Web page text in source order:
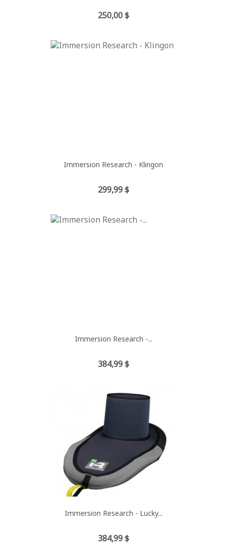
Prix
250,00 $
Immersion Research - Klingon
Prix
299,99 $
Immersion Research -...
Prix
384,99 $
Immersion Research - Lucky...
Prix
384,99 $